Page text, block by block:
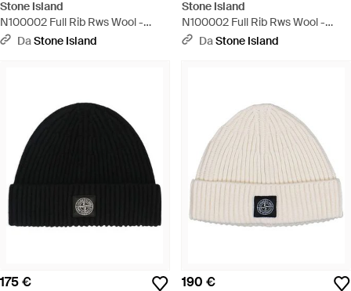
Stone Island
N100002 Full Rib Rws Wool -
Verde
DaStone Island
Stone Island
N100002 Full Rib Rws Wool -
Bianco
DaStone Island
175 € 190 €